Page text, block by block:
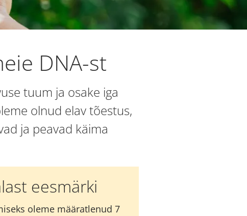
DNA-st
tuum ja osake iga
olnud elav tõestus,
ja peavad käima
eesmärki
oleme määratlenud 7